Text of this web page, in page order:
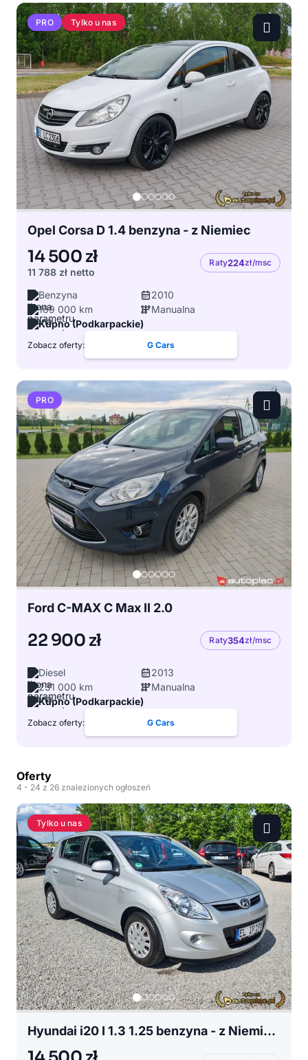
PRO Tylko u nas
Opel Corsa D 1.4 benzyna - z Niemiec
14 500 zł
11 788 zł netto
Raty224zł/msc
Benzyna
2010
169 000 km
Manualna
Kupno (Podkarpackie)
Zobacz oferty: G Cars
PRO
Ford C-MAX C Max II 2.0
22 900 zł Raty354zł/msc
Diesel
2013
231 000 km
Manualna
Kupno (Podkarpackie)
Zobacz oferty: G Cars
Oferty
4 - 24 z 26 znalezionych ogłoszeń
Tylko u nas
Hyundai i20 I 1.3 1.25 benzyna - z Niemiec - klima - 5 D - po opłatach